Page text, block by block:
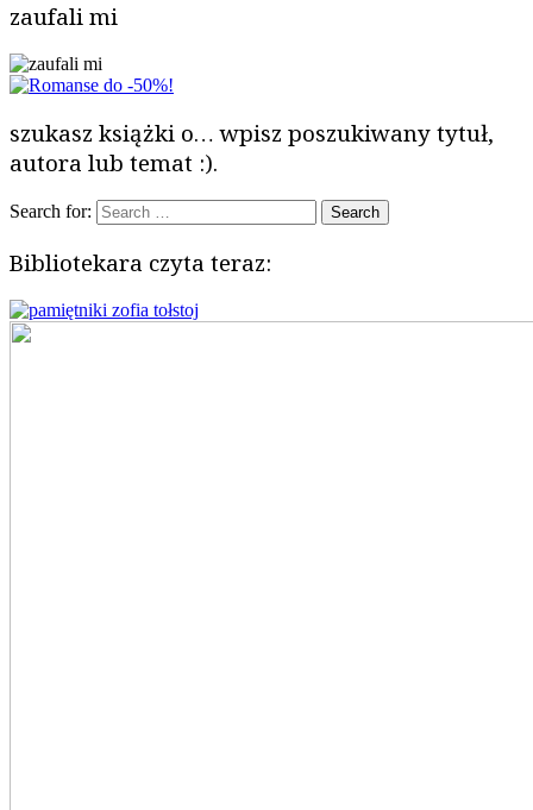
zaufali mi
szukasz książki o… wpisz poszukiwany tytuł,
autora lub temat :).
Search for:
Bibliotekara czyta teraz: